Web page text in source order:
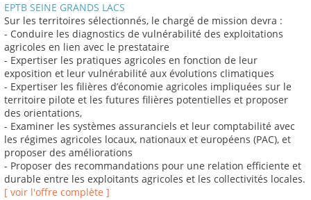
EPTB SEINE GRANDS LACS
Sur les territoires sélectionnés, le chargé de mission devra :
- Conduire les diagnostics de vulnérabilité des exploitations
agricoles en lien avec le prestataire
- Expertiser les pratiques agricoles en fonction de leur
exposition et leur vulnérabilité aux évolutions climatiques
- Expertiser les filières d’économie agricoles impliquées sur le
territoire pilote et les futures filières potentielles et proposer
des orientations,
- Examiner les systèmes assuranciels et leur comptabilité avec
les régimes agricoles locaux, nationaux et européens (PAC), et
proposer des améliorations
- Proposer des recommandations pour une relation efficiente et
durable entre les exploitants agricoles et les collectivités locales.
[ voir l'offre complète ]